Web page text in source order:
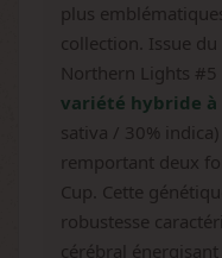
plus
collection. Issue
Northern Lights #5
variété hybride à
sativa / 30%
remportant deux
Cup. Cette
robustesse
cérébral